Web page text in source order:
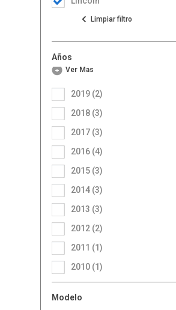
Modelo
Años
2010 (1)
2011 (1)
2012 (2)
2013 (3)
2014 (3)
2015 (3)
2016 (4)
2017 (3)
2018 (3)
2019 (2)
Ver Más